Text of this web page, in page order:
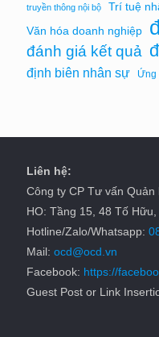
truyền thông nội bộ Trí tuệ
Văn hóa doanh nghiệp
đánh giá kết quả
định biên nhân sự Ứng
Liên hệ:
Công ty CP Tư vấn Quản
HO: Tầng 15, 48 Tố
Hotline/Zalo/Whatsapp:
Mail: ocd@ocd.vn
Facebook: https://
Guest Post or Link